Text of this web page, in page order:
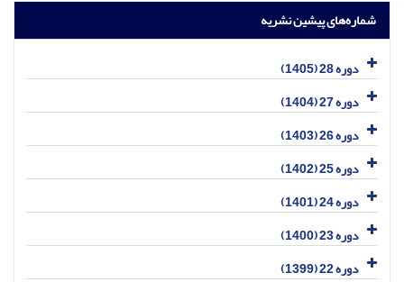
شماره‌های پیشین نشریه
دوره 28 (1405)
دوره 27 (1404)
دوره 26 (1403)
دوره 25 (1402)
دوره 24 (1401)
دوره 23 (1400)
دوره 22 (1399)